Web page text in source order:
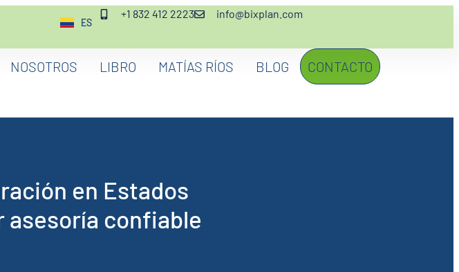
ES
EN
+1 832 412 2223 info@bixplan.com
NOSOTROS LIBRO MATÍAS RÍOS BLOG CONTACTO
en Estados
asesoría confiable